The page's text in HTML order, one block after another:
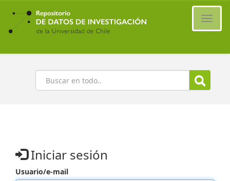
Ir
contenido
principal
Buscar
Iniciar sesión
Usuario/e-mail